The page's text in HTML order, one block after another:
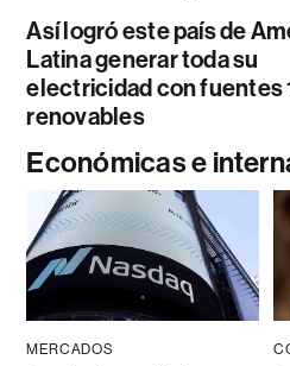
Así logró este país de
Latina generar toda su
electricidad con fuentes
renovables
Económicas e
MERCADOS